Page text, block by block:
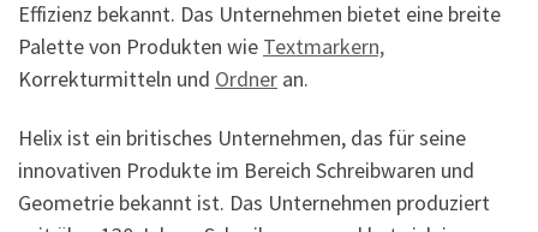
Effizienz bekannt. Das Unternehmen bietet eine breite
Palette von Produkten wie Textmarkern,
Korrekturmitteln und Ordner an.
Helix ist ein britisches Unternehmen, das für seine
innovativen Produkte im Bereich Schreibwaren und
Geometrie bekannt ist. Das Unternehmen produziert